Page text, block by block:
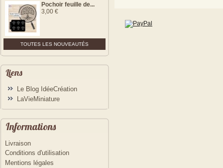
Pochoir feuille de...
3,00 €
TOUTES LES NOUVEAUTÉS
Liens
Le Blog IdéeCréation
LaVieMiniature
Informations
Livraison
Conditions d'utilisation
Mentions légales